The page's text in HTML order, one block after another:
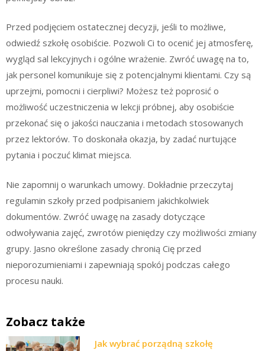
Przed podjęciem ostatecznej decyzji, jeśli to możliwe,
odwiedź szkołę osobiście. Pozwoli Ci to ocenić jej atmosferę,
wygląd sal lekcyjnych i ogólne wrażenie. Zwróć uwagę na to,
jak personel komunikuje się z potencjalnymi klientami. Czy są
uprzejmi, pomocni i cierpliwi? Możesz też poprosić o
możliwość uczestniczenia w lekcji próbnej, aby osobiście
przekonać się o jakości nauczania i metodach stosowanych
przez lektorów. To doskonała okazja, by zadać nurtujące
pytania i poczuć klimat miejsca.
Nie zapomnij o warunkach umowy. Dokładnie przeczytaj
regulamin szkoły przed podpisaniem jakichkolwiek
dokumentów. Zwróć uwagę na zasady dotyczące
odwoływania zajęć, zwrotów pieniędzy czy możliwości zmiany
grupy. Jasno określone zasady chronią Cię przed
nieporozumieniami i zapewniają spokój podczas całego
procesu nauki.
Zobacz także
Jak wybrać porządną szkołę